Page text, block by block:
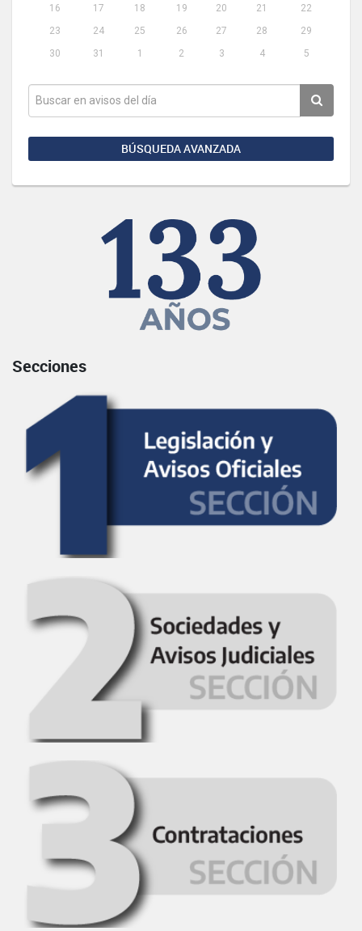
16
17 18 19 20 21
22
23
24 25 26 27 28
29
30
31 1 2 3 4 5
BÚSQUEDA AVANZADA
Secciones